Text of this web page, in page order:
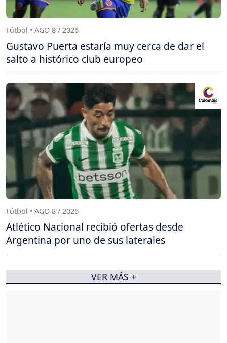
Fútbol • AGO 8 / 2026
Gustavo Puerta estaría muy cerca de dar el
salto a histórico club europeo
Fútbol • AGO 8 / 2026
Atlético Nacional recibió ofertas desde
Argentina por uno de sus laterales
VER MÁS +